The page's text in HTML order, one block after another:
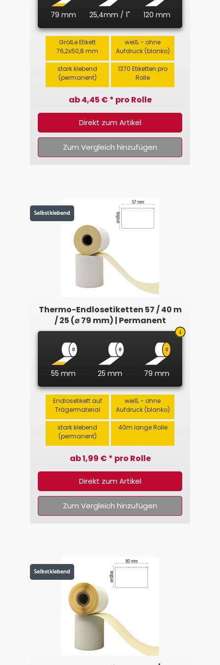
79 mm 25,4mm / 1" 120 mm
Größe Etikett
76,2x50,8 mm
weiß - ohne
Aufdruck (blanko)
stark klebend
(permanent)
1370 Etiketten pro
Rolle
ab 4,45 € * pro Rolle
Direkt zum Artikel
Zum Vergleich hinzufügen
Selbstklebend
Thermo-Endlosetiketten 57 / 40 m
/ 25 (⌀ 79 mm) | Permanent
55 mm 25 mm 79 mm
Endlosetikett auf
Trägermaterial
weiß - ohne
Aufdruck (blanko)
stark klebend
(permanent)
40m lange Rolle
ab 1,99 € * pro Rolle
Direkt zum Artikel
Zum Vergleich hinzufügen
Selbstklebend